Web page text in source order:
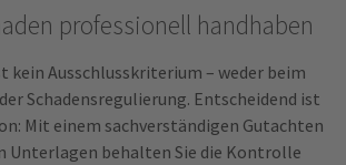
professionell handhaben
kein Ausschlusskriterium – weder beim
Schadensregulierung. Entscheidend ist
Mit einem sachverständigen Gutachten
Unterlagen behalten Sie die Kontrolle